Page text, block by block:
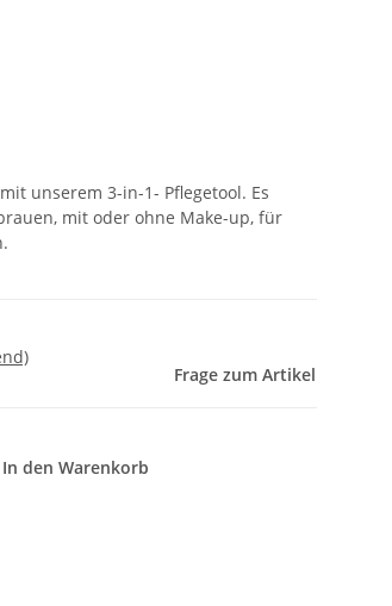
unserem 3-in-1- Pflegetool. Es
mit oder ohne Make-up, für
Frage zum Artikel
In den Warenkorb